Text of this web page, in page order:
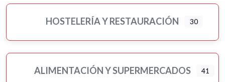
Psicología
Servicios públicos
HOSTELERÍA Y RESTAURACIÓN 30
ALIMENTACIÓN Y SUPERMERCADOS 41